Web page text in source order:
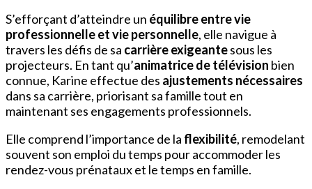
S’efforçant d’atteindre un équilibre entre vie
professionnelle et vie personnelle, elle navigue à
travers les défis de sa carrière exigeantesous les
projecteurs. En tant qu’animatrice de télévision bien
connue, Karine effectue des ajustements nécessaires
dans sa carrière, priorisant sa famille tout en
maintenant ses engagements professionnels.
Elle comprend l’importance de la flexibilité, remodelant
souvent son emploi du temps pour accommoder les
rendez-vous prénataux et le temps en famille.